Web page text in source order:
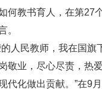
何教书育人，在第27
。
人民教师，我在国旗
敬业，尽心尽责，热
代化做出贡献。”在9